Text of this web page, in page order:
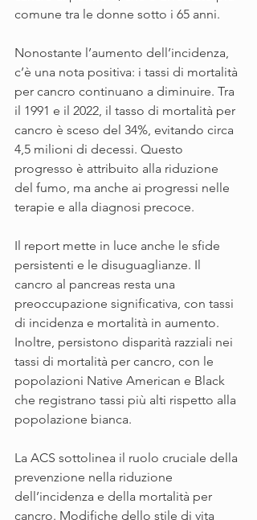
comune tra le donne sotto i 65 anni.
Nonostante l’aumento dell’incidenza,
c’è una nota positiva: i tassi di mortalità
per cancro continuano a diminuire. Tra
il 1991 e il 2022, il tasso di mortalità per
cancro è sceso del 34%, evitando circa
4,5 milioni di decessi. Questo
progresso è attribuito alla riduzione
del fumo, ma anche ai progressi nelle
terapie e alla diagnosi precoce.
Il report mette in luce anche le sfide
persistenti e le disuguaglianze. Il
cancro al pancreas resta una
preoccupazione significativa, con tassi
di incidenza e mortalità in aumento.
Inoltre, persistono disparità razziali nei
tassi di mortalità per cancro, con le
popolazioni Native American e Black
che registrano tassi più alti rispetto alla
popolazione bianca.
La ACS sottolinea il ruolo cruciale della
prevenzione nella riduzione
dell’incidenza e della mortalità per
cancro. Modifiche dello stile di vita